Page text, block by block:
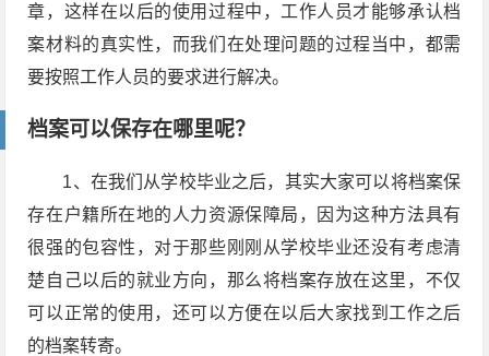
章，这样在以后的使用过程中，工作人员才能够承认档
案材料的真实性，而我们在处理问题的过程当中，都需
要按照工作人员的要求进行解决。
档案可以保存在哪里呢？
1、在我们从学校毕业之后，其实大家可以将档案保
存在户籍所在地的人力资源保障局，因为这种方法具有
很强的包容性，对于那些刚刚从学校毕业还没有考虑清
楚自己以后的就业方向，那么将档案存放在这里，不仅
可以正常的使用，还可以方便在以后大家找到工作之后
的档案转寄。